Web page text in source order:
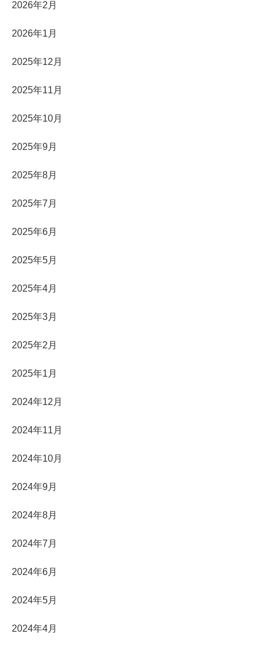
2026年2月
2026年1月
2025年12月
2025年11月
2025年10月
2025年9月
2025年8月
2025年7月
2025年6月
2025年5月
2025年4月
2025年3月
2025年2月
2025年1月
2024年12月
2024年11月
2024年10月
2024年9月
2024年8月
2024年7月
2024年6月
2024年5月
2024年4月